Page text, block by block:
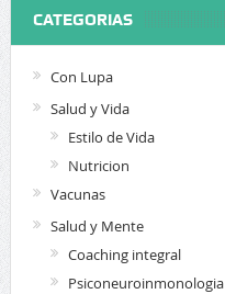
CATEGORIAS
Con Lupa
Salud y Vida
Estilo de Vida
Nutricion
Vacunas
Salud y Mente
Coaching integral
Psiconeuroinmonologia